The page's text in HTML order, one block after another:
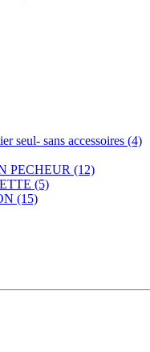
seul- sans accessoires (4)
PECHEUR (12)
(5)
(15)